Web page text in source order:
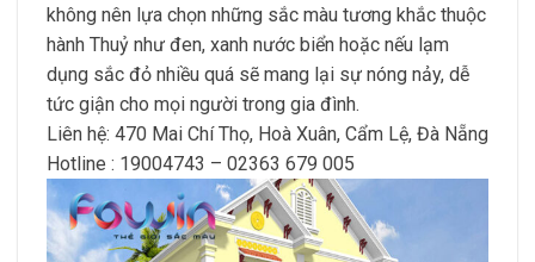
không nên lựa chọn những sắc màu tương khắc thuộc
hành Thuỷ như đen, xanh nước biển hoặc nếu lạm
dụng sắc đỏ nhiều quá sẽ mang lại sự nóng nảy, dễ
tức giận cho mọi người trong gia đình.
Liên hệ: 470 Mai Chí Thọ, Hoà Xuân, Cẩm Lệ, Đà Nẵng
Hotline : 19004743 – 02363 679 005